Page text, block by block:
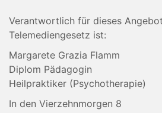
Verantwortlich für dieses
Telemediengesetz ist:
Margarete Grazia Flamm
Diplom Pädagogin
Heilpraktiker (Psychotherapie)
In den Vierzehnmorgen 8